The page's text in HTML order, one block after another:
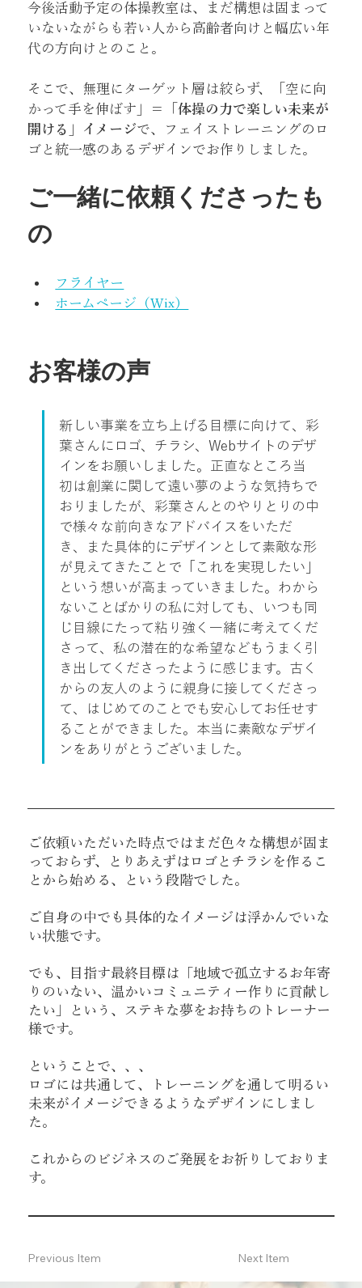
今後活動予定の体操教室は、まだ構想は固まって
いないながらも若い人から高齢者向けと幅広い年
代の方向けとのこと。
そこで、無理にターゲット層は絞らず、「空に向
かって手を伸ばす」＝「体操の力で楽しい未来が
開ける」イメージで、フェイストレーニングのロ
ゴと統一感のあるデザインでお作りしました。
ご一緒に依頼くださったも
の
フライヤー
ホームページ（Wix）
お客様の声
新しい事業を立ち上げる目標に向けて、彩
葉さんにロゴ、チラシ、Webサイトのデザ
インをお願いしました。正直なところ当
初は創業に関して遠い夢のような気持ちで
おりましたが、彩葉さんとのやりとりの中
で様々な前向きなアドバイスをいただ
き、また具体的にデザインとして素敵な形
が見えてきたことで「これを実現したい」
という想いが高まっていきました。わから
ないことばかりの私に対しても、いつも同
じ目線にたって粘り強く一緒に考えてくだ
さって、私の潜在的な希望などもうまく引
き出してくださったように感じます。古く
からの友人のように親身に接してくださっ
て、はじめてのことでも安心してお任せす
ることができました。本当に素敵なデザイ
ンをありがとうございました。
ご依頼いただいた時点ではまだ色々な構想が固ま
っておらず、とりあえずはロゴとチラシを作るこ
とから始める、という段階でした。
ご自身の中でも具体的なイメージは浮かんでいな
い状態です。
でも、目指す最終目標は「地域で孤立するお年寄
りのいない、温かいコミュニティー作りに貢献し
たい」という、ステキな夢をお持ちのトレーナー
様です。
ということで、、、
ロゴには共通して、トレーニングを通して明るい
未来がイメージできるようなデザインにしまし
た。
これからのビジネスのご発展をお祈りしておりま
す。
Previous Item Next Item